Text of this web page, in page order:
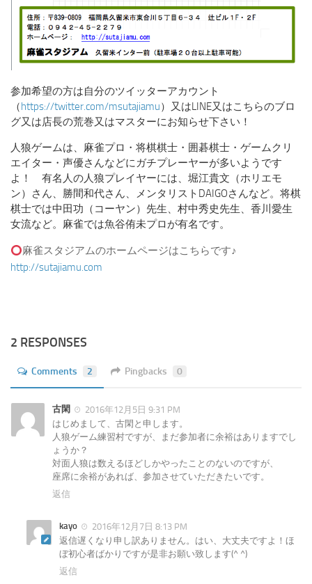
参加希望の方は自分のツイッターアカウント
（https://twitter.com/msutajiamu）又はLINE又はこちらのブロ
グ又は店長の荒巻又はマスターにお知らせ下さい！
人狼ゲームは、麻雀プロ・将棋棋士・囲碁棋士・ゲームクリ
エイター・声優さんなどにガチプレーヤーが多いようです
よ！ 有名人の人狼プレイヤーには、堀江貴文（ホリエモ
ン）さん、勝間和代さん、メンタリストDAIGOさんなど。将棋
棋士では中田功（コーヤン）先生、村中秀史先生、香川愛生
女流など。麻雀では魚谷侑未プロが有名です。
麻雀スタジアムのホームページはこちらです♪
http://sutajiamu.com
2 RESPONSES
Comments 2 Pingbacks 0
古閑
2016年12月5日 9:31 PM
はじめまして、古閑と申します。
人狼ゲーム練習村ですが、まだ参加者に余裕はありますでし
ょうか？
対面人狼は数えるほどしかやったことのないのですが、
座席に余裕があれば、参加させていただきたいです。
返信
kayo
2016年12月7日 8:13 PM
返信遅くなり申し訳ありません。はい、大丈夫ですよ！ほ
ぼ初心者ばかりですが是非お願い致します(^ ^)
返信